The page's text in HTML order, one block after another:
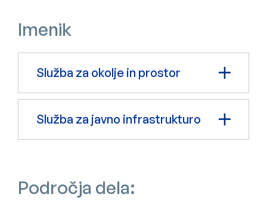
Imenik
Služba za okolje in prostor
Služba za javno infrastrukturo
Področja dela: